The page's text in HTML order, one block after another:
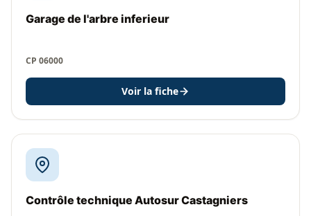
Garage de l'arbre inferieur
CP 06000
Voir la fiche
Contrôle technique Autosur Castagniers